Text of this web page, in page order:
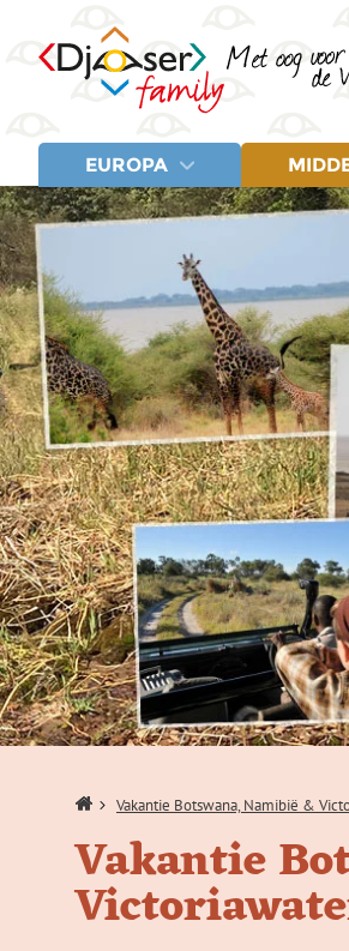
EUROPA
LANDEN
Bosnië en Herzegovina
Estland
Fins Lapland
Griekenland
IJsland
Italië
Kroatië
LANDEN
Marokko
Turkije
Home Vakantie Botswana, Namibië &
Vakantie